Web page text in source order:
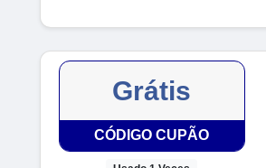
Grátis
CÓDIGO CUPÃO